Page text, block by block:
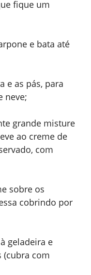
fique um
e bata até
e as pás, para
neve;
grande misture
ao creme de
com
sobre os
cobrindo por
geladeira e
(cubra com